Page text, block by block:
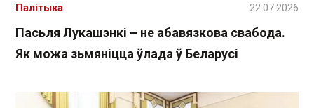
Пасьля Лукашэнкі – не абавязкова свабода.
Як можа зьмяніцца ўлада ў Беларусі
Палітыка 22.07.2026